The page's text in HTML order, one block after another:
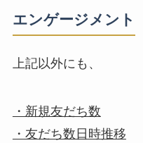
エンゲージメント
上記以外にも、
・新規友だち数
・友だち数日時推移